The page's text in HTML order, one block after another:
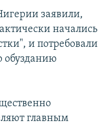
заявили,
начались
и потребовали
обузданию
главным